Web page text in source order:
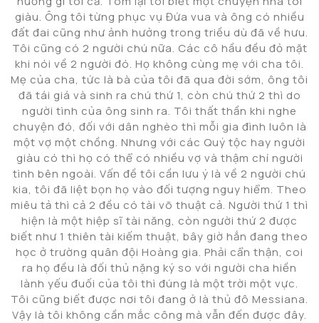
giàu. Ông tôi từng phục vụ Đứa vua và ông có nhiều
đất đai cũng như ảnh hưởng trong triều dù đã về hưu.
Tôi cũng có 2 người chú nữa. Các cô hầu đều đỏ mặt
khi nói về 2 người đó. Họ không cùng mẹ với cha tôi.
Mẹ của cha, tức là bà của tôi đã qua đời sớm, ông tôi
đã tái giá và sinh ra chú thứ 1, còn chú thứ 2 thì do
người tình của ông sinh ra. Tôi thất thần khi nghe
chuyện đó, đối với dân nghèo thì mỗi gia đình luôn là
một vợ một chồng. Nhưng với các Quý tộc hay người
giàu có thì họ có thể có nhiều vợ và thậm chí người
tình bên ngoài. Vấn đề tôi cần lưu ý là về 2 người chú
kia, tôi đã liệt bọn họ vào đối tượng nguy hiểm. Theo
miêu tả thì cả 2 đều có tài võ thuật cả. Người thứ 1 thì
hiện là một hiệp sĩ tài năng, còn người thứ 2 được
biết như 1 thiên tài kiếm thuật, bây giờ hắn đang theo
học ở trường quân đội Hoàng gia. Phải cẩn thận, coi
ra họ đều là đối thủ nặng ký so với người cha hiền
lành yếu đuối của tôi thì đúng là một trời một vực.
Tôi cũng biết được nơi tôi đang ở là thủ đô Messiana.
Vậy là tôi không cần mắc công mà vẫn đến được đây.